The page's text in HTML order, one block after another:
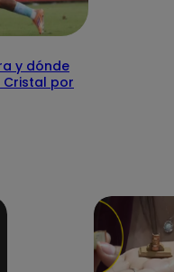
y dónde
Cristal por